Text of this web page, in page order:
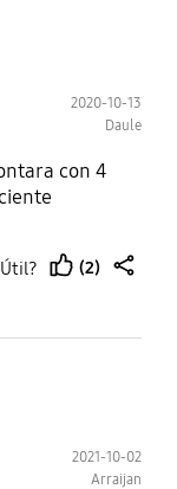
2020-10-13
Daule
con 4
Útil?
(2)
2021-10-02
Arraijan